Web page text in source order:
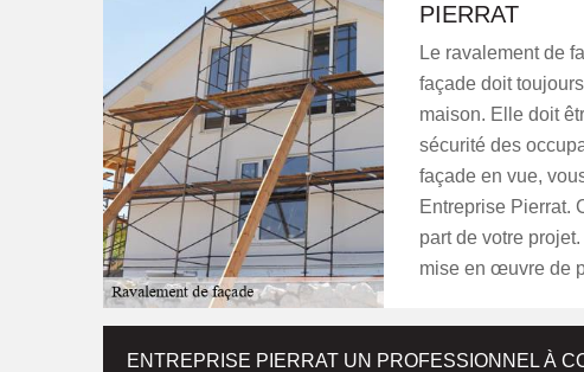
PIERRAT
Le ravalement de
façade doit
maison. Elle doit
sécurité des
façade en vue,
Entreprise Pierrat.
part de votre
mise en œuvre de
ENTREPRISE PIERRAT UN PROFESSIONNEL À